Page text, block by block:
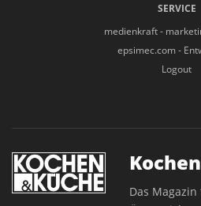
SERVICE
medienkraft -
epsimec.com -
Logout
Das